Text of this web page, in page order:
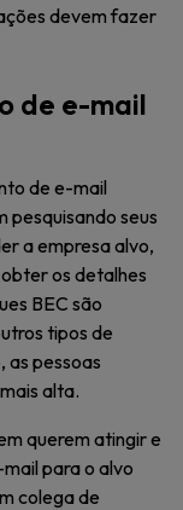
devem fazer
de e-mail
de e-mail
pesquisando seus
a empresa alvo,
os detalhes
BEC são
tipos de
as pessoas
alta.
querem atingir e
para o alvo
colega de